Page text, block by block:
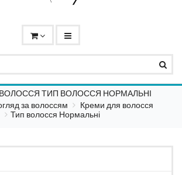
ТИП ВОЛОССЯ НОРМАЛЬНІ
за волоссям
Креми для волосся
Тип волосся Нормальні